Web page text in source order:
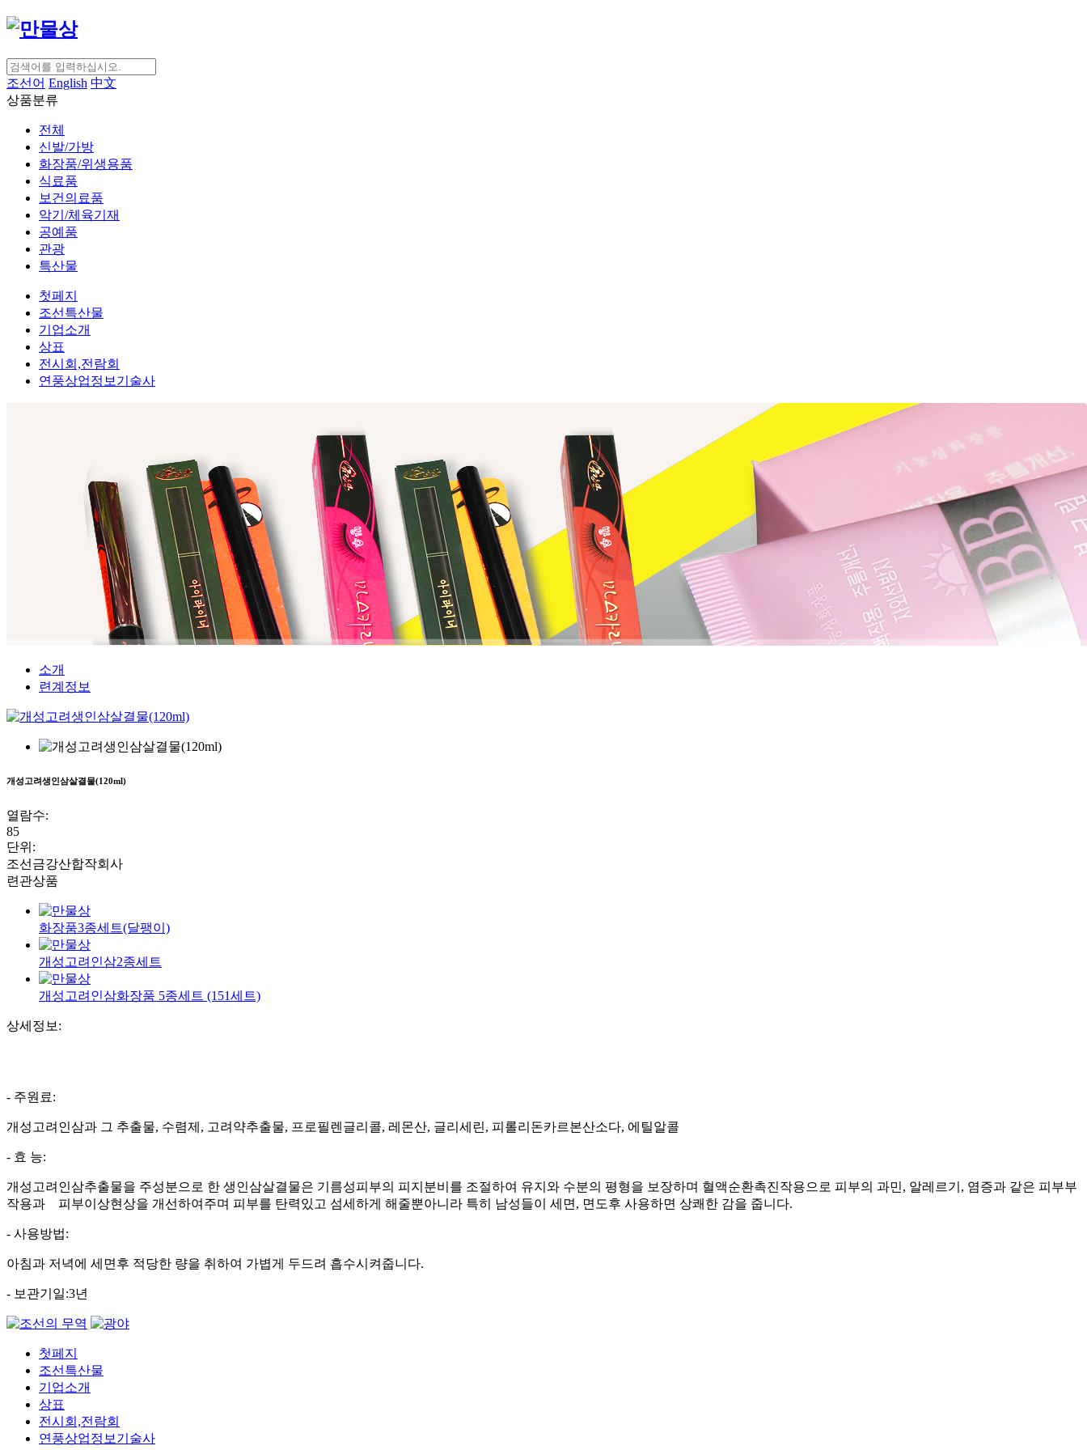
조선어 English 中文
상품분류
전체
신발/가방
화장품/위생용품
식료품
보건의료품
악기/체육기재
공예품
관광
특산물
첫페지
조선특산물
기업소개
상표
전시회,전람회
연풍상업정보기술사
소개
련계정보
개성고려생인삼살결물(120ml)
열람수:
85
단위 :
조선금강산합작회사
련관상품
화장품3종세트(달팽이)
개성고려인삼2종세트
개성고려인삼화장품 5종세트 (151세트)
상세정보:
- 주원료:
개성고려인삼과 그 추출물, 수렴제, 고려약추출물, 프로필렌글리콜, 레몬산, 글리세린, 피롤리돈카르본산소다, 에틸알콜
- 효 능:
개성고려인삼추출물을 주성분으로 한 생인삼살결물은 기름성피부의 피지분비를 조절하여 유지와 수분의 평형을 보장하며 혈액순환촉진작용으로 피부의 과민, 알레르기, 염증과 같은 피부부
작용과 피부이상현상을 개선하여주며 피부를 탄력있고 섬세하게 해줄뿐아니라 특히 남성들이 세면, 면도후 사용하면 상쾌한 감을 줍니다.
- 사용방법:
아침과 저녁에 세면후 적당한 량을 취하여 가볍게 두드려 흡수시켜줍니다.
- 보관기일:3년
첫페지
조선특산물
기업소개
상표
전시회,전람회
연풍상업정보기술사